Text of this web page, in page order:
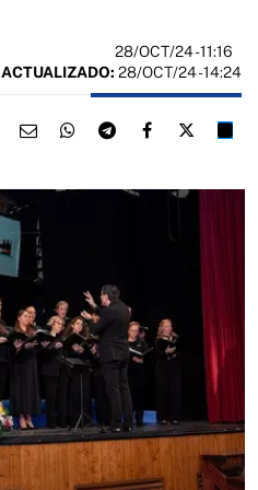
28/OCT/24- 11:16
ACTUALIZADO: 28/OCT/24 - 14:24